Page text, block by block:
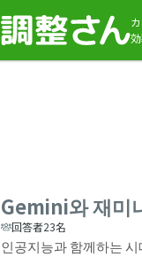
Gemini와 재미
回答者23名
인공지능과 함께하는